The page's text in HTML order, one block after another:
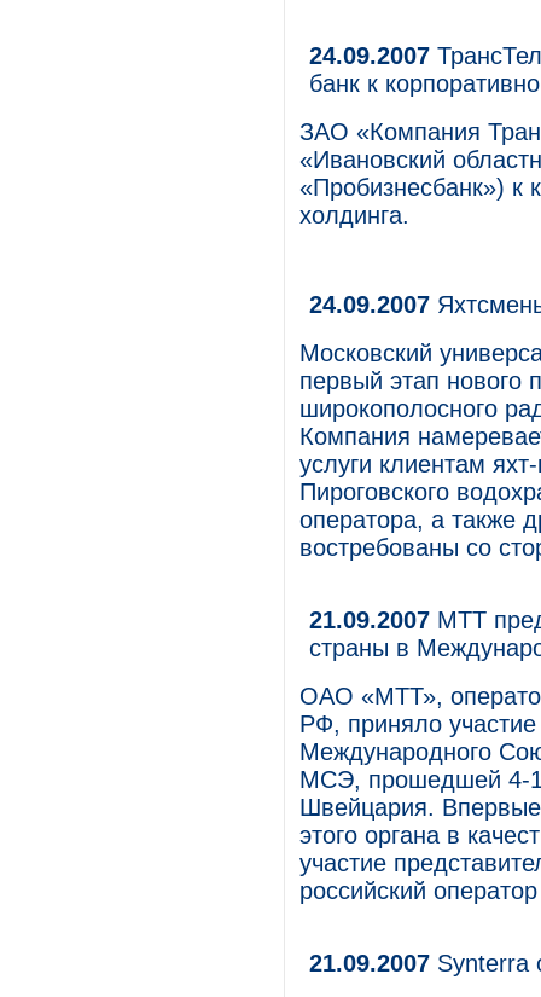
24.09.2007
банк к
ЗАО «Компания
«Ивановский
«Пробизнесбанк») к
холдинга.
24.09.2007
Московский
первый этап нового
широкополосного
Компания
услуги клиентам
Пироговского
оператора, а также
востребованы со
21.09.2007 МТТ
страны в
ОАО «МТТ»,
РФ, приняло
Международного
МСЭ, прошедшей 4-
Швейцария.
этого органа в
участие
российский
21.09.2007 Synterra